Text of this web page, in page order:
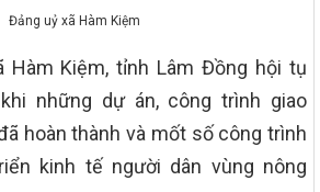
Đảng uỷ xã Hàm Kiệm
Hàm Kiệm, tỉnh Lâm Đồng hội tụ
những dự án, công trình giao
hoàn thành và mốt số công trình
kinh tế người dân vùng nông